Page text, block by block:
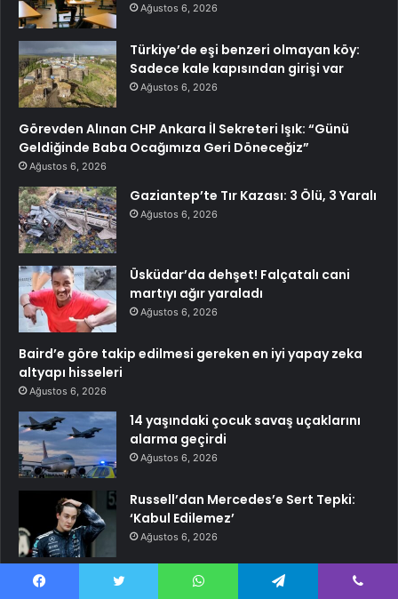
Ağustos 6, 2026
Türkiye’de eşi benzeri olmayan köy:
Sadece kale kapısından girişi var
Ağustos 6, 2026
Görevden Alınan CHP Ankara İl Sekreteri Işık: “Günü
Geldiğinde Baba Ocağımıza Geri Döneceğiz”
Ağustos 6, 2026
Gaziantep’te Tır Kazası: 3 Ölü, 3 Yaralı
Ağustos 6, 2026
Üsküdar’da dehşet! Falçatalı cani
martıyı ağır yaraladı
Ağustos 6, 2026
Baird’e göre takip edilmesi gereken en iyi yapay zeka
altyapı hisseleri
Ağustos 6, 2026
14 yaşındaki çocuk savaş uçaklarını
alarma geçirdi
Ağustos 6, 2026
Russell’dan Mercedes’e Sert Tepki:
‘Kabul Edilemez’
Ağustos 6, 2026
Shopify hisseleri bugün neden yükseliyor?